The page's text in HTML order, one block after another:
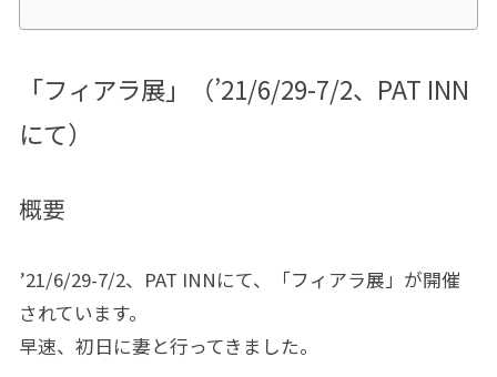
「フィアラ展」（’21/6/29-7/2、PAT INN
にて）
概要
’21/6/29-7/2、PAT INNにて、「フィアラ展」が開催
されています。
早速、初日に妻と行ってきました。